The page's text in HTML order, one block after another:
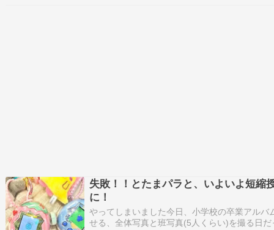
失敗！！とたまパラと、いよいよ短縮
に！
やってしまいました今日、小学校の卒業アルバ
せる、全体写真と班写真(5人くらい)を撮る日だ